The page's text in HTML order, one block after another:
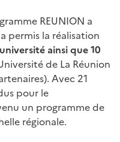
REUNION a
permis la réalisation
ainsi que 10
de La Réunion
Avec 21
pour le
un programme de
régionale.